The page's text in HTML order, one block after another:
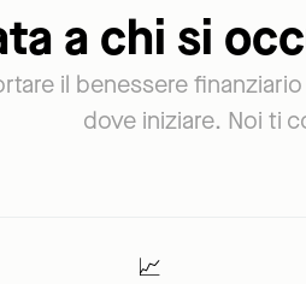
a chi si
il benessere
dove iniziare. Noi ti
📈